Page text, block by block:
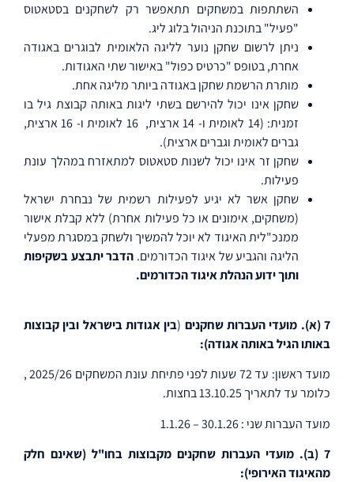
השתתפות במשחקים תתאפשר רק לשחקנים בסטאטוס
"פעיל"בתוכנת הניהול בלוג ליג.
ניתן לרשום שחקן נוער לליגה הלאומית לבוגרים באגודה
אחרת, בטופס "כרטיס כפול" באישור שתי האגודות.
מותרת הרשמת שחקן באגודה ביותר מליגה אחת.
שחקן אינו יכול להירשם בשתי ליגות באותה קבוצת גיל בו
זמנית: (14 לאומית ו- 14 ארצית,
16 לאומית ו- 16 ארצית,
גברים לאומית וגברים ארצית).
שחקן זר אינו יכול לשנות סטאטוס למתאזרח במהלך עונת
פעילות.
שחקן אשר לא יגיע לפעילות רשמית של נבחרת ישראל
(משחקים, אימונים או כל פעילות אחרת) ללא קבלת אישור
ממנכ"לית האיגוד לא יוכל להמשיך ולשחק במסגרת מפעלי
הליגה והגביע של איגוד הכדורמים. הדבר יתבצע בשקיפות
ותוך ידוע הנהלת איגוד הכדורמים.
7 (א). מועדי העברות שחקנים (בין אגודות בישראל ובין קבוצות
באותו הגיל באותה אגודה):
מועד ראשון:
עד 72 שעות לפני פתיחת עונת המשחקים 2025/26 ,
כלומר עד לתאריך 13.10.25 בחצות.
מועד העברות שני :
7 (ב). מועדי העברות שחקנים מקבוצות בחו"ל (שאינם חלק
מהאיגוד האירופי):